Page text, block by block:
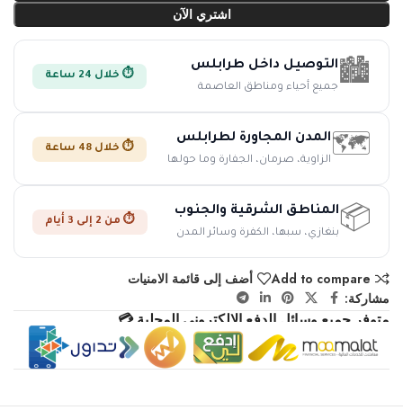
اشتري الآن
🏙️التوصيل داخل طرابلس
جميع أحياء ومناطق العاصمة
⏱️ خلال 24 ساعة
🗺️المدن المجاورة لطرابلس
الزاوية، صرمان، الجفارة وما حولها
⏱️ خلال 48 ساعة
📦المناطق الشرقية والجنوب
بنغازي، سبها، الكفرة وسائر المدن
⏱️ من 2 إلى 3 أيام
Add to compare
أضف إلى قائمة الامنيات
مشاركة:
متوفر جميع وسائل الدفع الإلكتروني المحلية 💳